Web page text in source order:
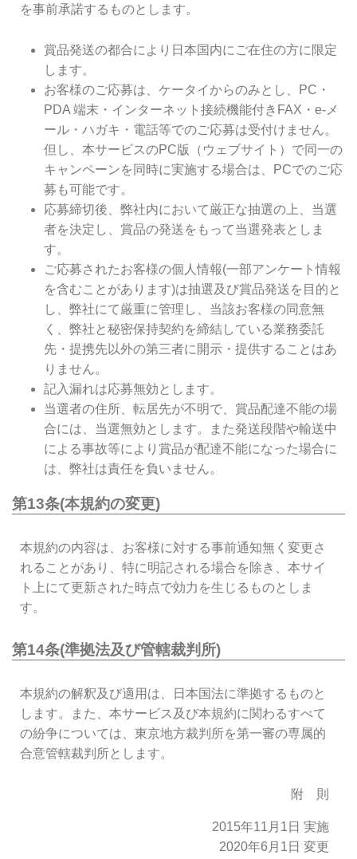
を事前承諾するものとします。
賞品発送の都合により日本国内にご在住の方に限定
します。
お客様のご応募は、ケータイからのみとし、PC・
PDA 端末・インターネット接続機能付きFAX・e-メ
ール・ハガキ・電話等でのご応募は受付けません。
但し、本サービスのPC版（ウェブサイト）で同一の
キャンペーンを同時に実施する場合は、PCでのご応
募も可能です。
応募締切後、弊社内において厳正な抽選の上、当選
者を決定し、賞品の発送をもって当選発表としま
す。
ご応募されたお客様の個人情報(一部アンケート情報
を含むことがあります)は抽選及び賞品発送を目的と
し、弊社にて厳重に管理し、当該お客様の同意無
く、弊社と秘密保持契約を締結している業務委託
先・提携先以外の第三者に開示・提供することはあ
りません。
記入漏れは応募無効とします。
当選者の住所、転居先が不明で、賞品配達不能の場
合には、当選無効とします。また発送段階や輸送中
による事故等により賞品が配達不能になった場合に
は、弊社は責任を負いません。
第13条(本規約の変更)
本規約の内容は、お客様に対する事前通知無く変更さ
れることがあり、特に明記される場合を除き、本サイ
ト上にて更新された時点で効力を生じるものとしま
す。
第14条(準拠法及び管轄裁判所)
本規約の解釈及び適用は、日本国法に準拠するものと
します。また、本サービス及び本規約に関わるすべて
の紛争については、東京地方裁判所を第一審の専属的
合意管轄裁判所とします。
附 則
2015年11月1日 実施
2020年6月1日 変更